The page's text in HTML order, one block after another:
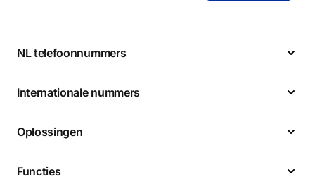
NL telefoonnummers
Internationale nummers
Oplossingen
Functies